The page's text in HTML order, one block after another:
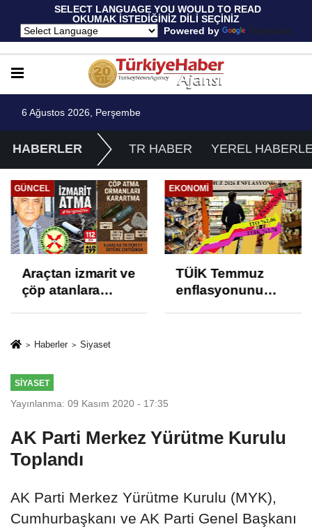
SELECT LANGUAGE YOU WOULD TO READ
OKUMAK İSTEDİĞİNİZ DİLİ SEÇİNİZ
Powered by
Translate
6 Ağustos 2026, Perşembe
HABERLER TR HABER YEREL
GÜNCEL
Araçtan izmarit ve
çöp atanlara
izmariti
EKONOMI
TÜİK Temmuz
enflasyonunu
Haberler Siyaset
SIYASET
Yayınlanma: 09 Kasım 2020 - 17:35
AK Parti Merkez Yürütme Kurulu
Toplandı
AK Parti Merkez Yürütme Kurulu (MYK),
Cumhurbaşkanı ve AK Parti Genel Başkanı